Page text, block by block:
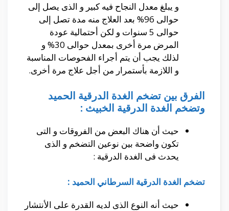
و يبلغ معدل النجاح فيه كبير و الذى يصل إلى
حوالى 96% بعد العلاج منه مدة تصل إلى
حوالى 5 سنوات و لكن أحتمالية عودة
المرض مرة أخرى بمعدل حوالى 30% و
لذلك يجب أن يتم أجراء الفحوصات المناسبة
و اللازمة بأستمرار من أجل علاج مرة أخرى.
الفرق بين تضخم الغدة الدرقية الحميد
وتضخم الغدة الدرقية الخبيث :
حيث أن هناك البعض من الفروقات و التى
تكون واضحة بين نوعين التضخم و الذى
يحدث فى الغدة الدرقية :
تضخم الغدة الدرقية السرطاني الحميد :
حيث أنه النوع الذى لديه القدرة على الأنتشار